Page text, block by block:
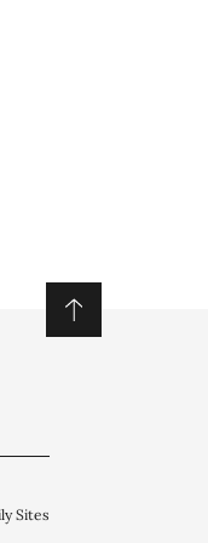
Sites